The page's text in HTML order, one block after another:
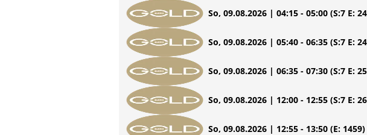
So, 09.08.2026 | 04:15 - 05:00 (S:7 E:
So, 09.08.2026 | 05:40 - 06:35 (S:7 E:
So, 09.08.2026 | 06:35 - 07:30 (S:7 E:
So, 09.08.2026 | 12:00 - 12:55 (S:7 E:
So, 09.08.2026 | 12:55 - 13:50 (E: 1459)